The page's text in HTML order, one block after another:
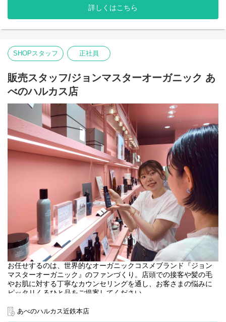
発により生み出されたスキンケア&ヘアケアのブランドです。
農薬や化学肥料を使わずに栽培され、収穫されたオーガニックで
ナチュラルな原料を使用しています。必要な美容成分を含むハー
ャーで、 ホリスティックな美容効果を追求しています。
詳しくはこちら
SHOPスタッフ 正社員
販売スタッフ/ジョンマスターオーガニック あ
べのハルカス店
お任せするのは、世界的なオーガニックコスメブランド『ジョン
マスターオーガニック』のファンづくり。店頭での接客や髪の毛
やお肌に対する丁寧なカウンセリングを通し、お客さまの悩みに
ピッタリくるひと品をご提案してください。
＜取扱いブランド＞
[john masters organics]
あべのハルカス近鉄本店